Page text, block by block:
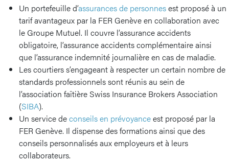
Un portefeuille d’assurances de personnesest proposé à un
tarif avantageux par la FER Genève en collaboration avec
le Groupe Mutuel. Il couvre l’assurance accidents
obligatoire, l’assurance accidents complémentaire ainsi
que l’assurance indemnité journalière en cas de maladie.
Les courtiers s’engageant à respecter un certain nombre de
standards professionnels sont réunis au sein de
l’association faîtière Swiss Insurance Brokers Association
(SIBA).
Un service deconseils en prévoyanceest proposé par la
FER Genève. Il dispense des formations ainsi que des
conseils personnalisés aux employeurs et à leurs
collaborateurs.